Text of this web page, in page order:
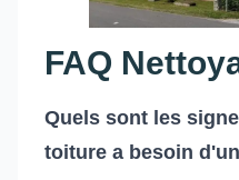
FAQ
Quels sont les
toiture a besoin